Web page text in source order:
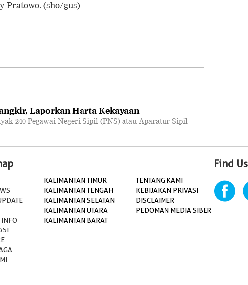
Pratowo. (sho/gus)
Laporkan Harta Kekayaan
240 Pegawai Negeri Sipil (PNS) atau Aparatur Sipil
INFO
KALIMANTAN TIMUR
KALIMANTAN TENGAH
KALIMANTAN SELATAN
KALIMANTAN UTARA
KALIMANTAN BARAT
TENTANG KAMI
KEBIJAKAN PRIVASI
DISCLAIMER
PEDOMAN MEDIA SIBER
Find Us